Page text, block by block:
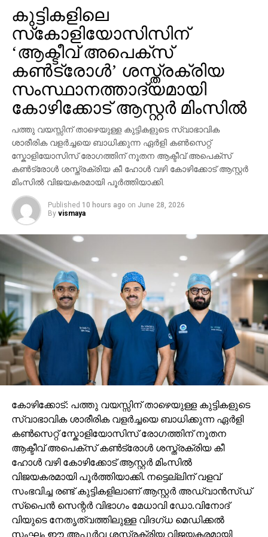
കുട്ടികളിലെ
സ്‌കോളിയോസിസിന്
‘ആക്ടീവ് അപെക്സ്
കൺട്രോൾ’ ശസ്ത്രക്രിയ
സംസ്ഥാനത്താദ്യമായി
കോഴിക്കോട് ആസ്റ്റർ മിംസിൽ
പത്തു വയസ്സിന് താഴെയുള്ള കുട്ടികളുടെ സ്വാഭാവിക
ശാരീരിക വളർച്ചയെ ബാധിക്കുന്ന ഏർളി കൺസെറ്റ്
സ്കോളിയോസിസ് രോഗത്തിന് നൂതന ആക്ടീവ് അപെക്സ്
കൺട്രോൾ ശസ്ത്രക്രിയ കീ ഹോൾ വഴി കോഴിക്കോട് ആസ്റ്റർ
മിംസിൽ വിജയകരമായി പൂർത്തിയാക്കി.
Published 10 hours ago on June 28, 2026
By vismaya
കോഴിക്കോട്: പത്തു വയസ്സിന് താഴെയുള്ള കുട്ടികളുടെ
സ്വാഭാവിക ശാരീരിക വളർച്ചയെ ബാധിക്കുന്ന ഏർളി
കൺസെറ്റ് സ്കോളിയോസിസ് രോഗത്തിന് നൂതന
ആക്ടീവ് അപെക്സ് കൺട്രോൾ ശസ്ത്രക്രിയ കീ
ഹോൾ വഴി കോഴിക്കോട് ആസ്റ്റർ മിംസിൽ
വിജയകരമായി പൂർത്തിയാക്കി. നട്ടെല്ലിന് വളവ്
സംഭവിച്ച രണ്ട് കുട്ടികളിലാണ് ആസ്റ്റർ അഡ്വാൻസ്ഡ്
സ്പൈൻ സെന്റർ വിഭാഗം മേധാവി ഡോ.വിനോദ്
വിയുടെ നേതൃത്വത്തിലുള്ള വിദഗ്ധ മെഡിക്കൽ
സംഘം ഈ അപൂർവ ശസ്ത്രക്രിയ വിജയകരമായി